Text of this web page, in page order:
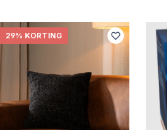
29% KORTING